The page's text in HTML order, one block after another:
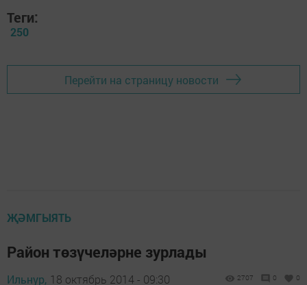
Теги:
250
Перейти на страницу новости
ҖӘМГЫЯТЬ
Район төзүчеләрне зурлады
Ильнур, 18 октябрь 2014 - 09:30 2707 0 0